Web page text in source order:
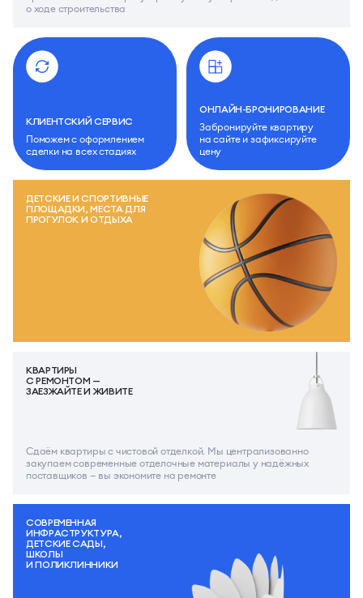
о ходе строительства
КЛИЕНТСКИЙ СЕРВИС
Поможем с оформлением
сделки на всех стадиях
ДЕТСКИЕ И СПОРТИВНЫЕ
ПЛОЩАДКИ, МЕСТА ДЛЯ
ПРОГУЛОК И ОТДЫХА
ОНЛАЙН-БРОНИРОВАНИЕ
Забронируйте квартиру
на сайте и зафиксируйте
цену
КВАРТИРЫ
С РЕМОНТОМ —
ЗАЕЗЖАЙТЕ И ЖИВИТЕ
Сдаём квартиры с чистовой отделкой. Мы централизованно
закупаем современные отделочные материалы у надёжных
поставщиков — вы экономите на ремонте
СОВРЕМЕННАЯ
ИНФРАСТРУКТУРА,
ДЕТСКИЕ САДЫ,
ШКОЛЫ
И ПОЛИКЛИННИКИ